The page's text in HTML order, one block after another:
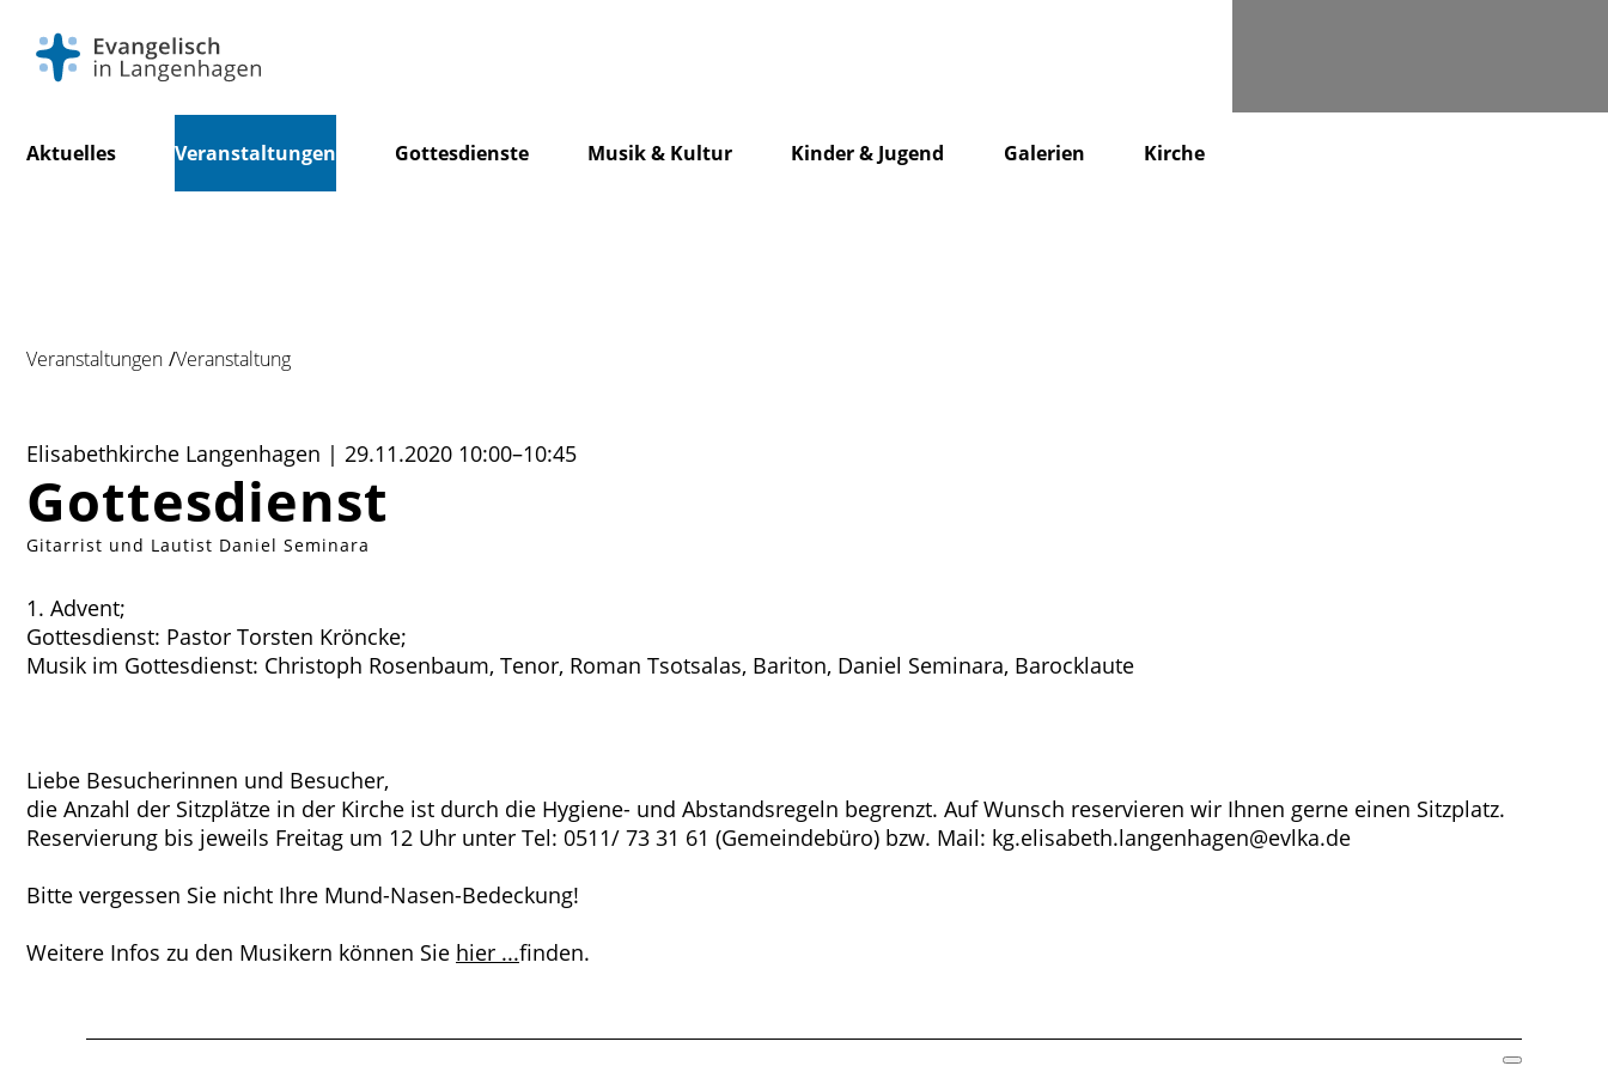
überspringen
Aktuelles Veranstaltungen Gottesdienste Musik & Kultur Kinder & Jugend Galerien Kirche
Veranstaltungen Veranstaltung
Elisabethkirche Langenhagen | 29.11.2020 10:00–10:45
Gottesdienst
Gitarrist und Lautist Daniel Seminara
1. Advent;
Gottesdienst: Pastor Torsten Kröncke;
Musik im Gottesdienst: Christoph Rosenbaum, Tenor, Roman Tsotsalas, Bariton, Daniel Seminara, Barocklaute
Liebe Besucherinnen und Besucher,
die Anzahl der Sitzplätze in der Kirche ist durch die Hygiene- und Abstandsregeln begrenzt. Auf Wunsch reservieren wir Ihnen gerne einen Sitzplatz.
Reservierung bis jeweils Freitag um 12 Uhr unter Tel: 0511/ 73 31 61 (Gemeindebüro) bzw. Mail: kg.elisabeth.langenhagen@evlka.de
Bitte vergessen Sie nicht Ihre Mund-Nasen-Bedeckung!
Weitere Infos zu den Musikern können Sie hier ...finden.